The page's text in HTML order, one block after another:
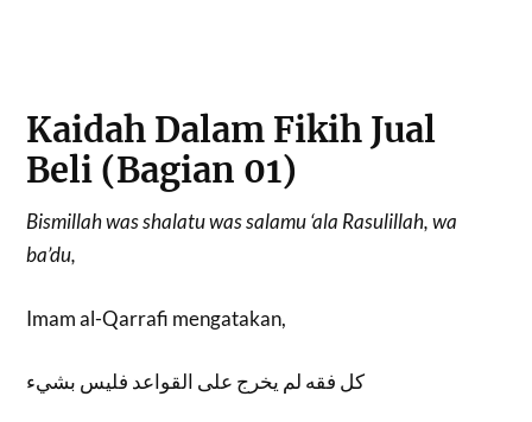
Kaidah Dalam Fikih Jual
Beli (Bagian 01)
Bismillah was shalatu was salamu ‘ala Rasulillah, wa
ba’du,
Imam al-Qarrafi mengatakan,
كل فقه لم يخرج على القواعد فليس بشيء